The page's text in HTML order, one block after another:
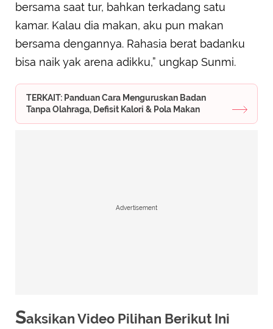
bersama saat tur, bahkan terkadang satu
kamar. Kalau dia makan, aku pun makan
bersama dengannya. Rahasia berat badanku
bisa naik yak arena adikku,” ungkap Sunmi.
TERKAIT: Panduan Cara Menguruskan Badan
Tanpa Olahraga, Defisit Kalori & Pola Makan
Advertisement
Saksikan Video Pilihan Berikut Ini